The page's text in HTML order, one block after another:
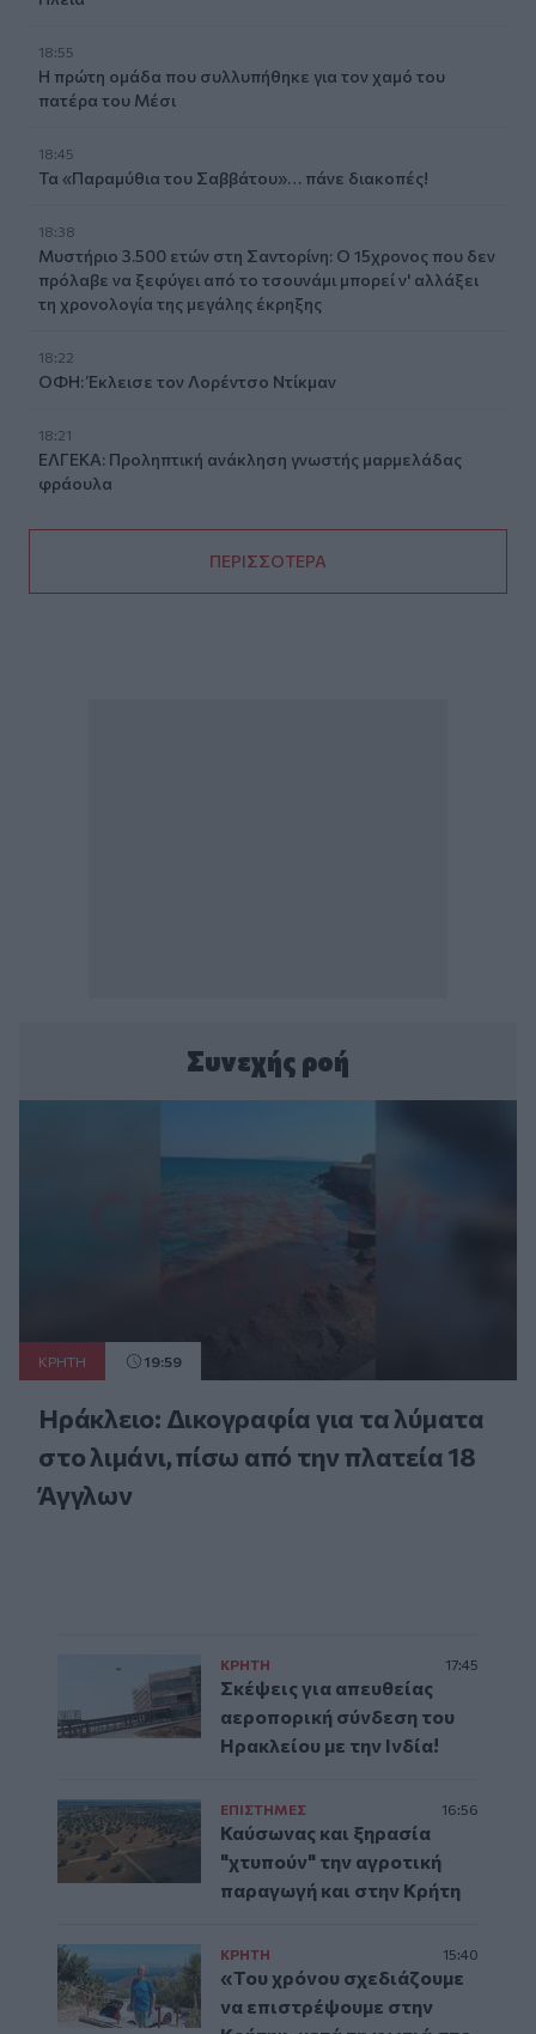
18:55
Η πρώτη ομάδα που συλλυπήθηκε για τον χαμό του
πατέρα του Μέσι
18:45
Τα «Παραμύθια του Σαββάτου»… πάνε διακοπές!
18:38
Μυστήριο 3.500 ετών στη Σαντορίνη: Ο 15χρονος που δεν
πρόλαβε να ξεφύγει από το τσουνάμι μπορεί ν' αλλάξει
τη χρονολογία της μεγάλης έκρηξης
18:22
ΟΦΗ: Έκλεισε τον Λορέντσο Ντίκμαν
18:21
ΕΛΓΕΚΑ: Προληπτική ανάκληση γνωστής μαρμελάδας
φράουλα
ΠΕΡΙΣΣΟΤΕΡΑ
Συνεχής ροή
ΚΡΗΤΗ 19:59
Ηράκλειο: Δικογραφία για τα λύματα
στο λιμάνι, πίσω από την πλατεία 18
Άγγλων
ΚΡΗΤΗ 17:45
Σκέψεις για απευθείας
αεροπορική σύνδεση του
Ηρακλείου με την Ινδία!
ΕΠΙΣΤΗΜΕΣ 16:56
Καύσωνας και ξηρασία
"χτυπούν" την αγροτική
παραγωγή και στην Κρήτη
ΚΡΗΤΗ 15:40
«Του χρόνου σχεδιάζουμε
να επιστρέψουμε στην